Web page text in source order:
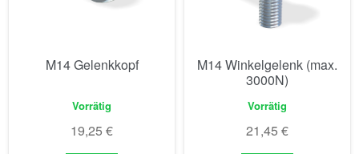
M14 Gelenkkopf
Vorrätig
19,25 €
M14 Winkelgelenk (max.
3000N)
Vorrätig
21,45 €